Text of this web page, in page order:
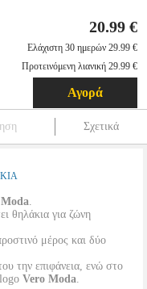
20.99 €
Ελάχιστη 30 ημερών 29.99 €
Προτεινόμενη λιανική 29.99 €
Αγορά
Σχετικά
.
θηλάκια για ζώνη
μέρος και δύο
την επιφάνεια, ενώ στο
Vero Moda.